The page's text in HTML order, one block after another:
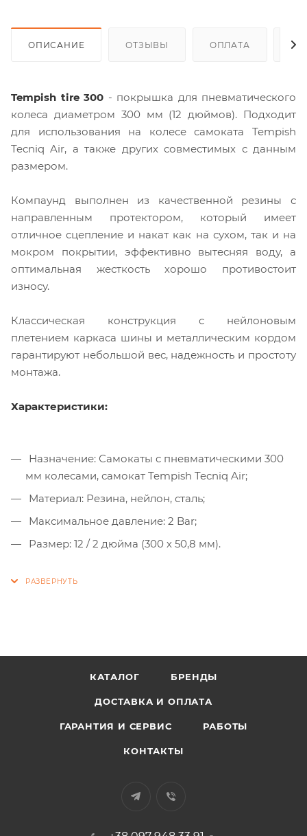
ОПИСАНИЕ ОТЗЫВЫ ОПЛАТА
Tempish tire 300 - покрышка для пневматического
колеса диаметром 300 мм (12 дюймов). Подходит
для использования на колесе самоката Tempish
Tecniq Air, а также других совместимых с данным
размером.
Компаунд выполнен из качественной резины с
направленным протектором, который имеет
отличное сцепление и накат как на сухом, так и на
мокром покрытии, эффективно вытесняя воду, а
оптимальная жесткость хорошо противостоит
износу.
Классическая конструкция с нейлоновым
плетением каркаса шины и металлическим кордом
гарантируют небольшой вес, надежность и простоту
монтажа.
Характеристики:
Назначение: Самокаты с пневматическими 300
мм колесами, самокат Tempish Tecniq Air;
Материал: Резина, нейлон, сталь;
Максимальное давление: 2 Bar;
Размер: 12 / 2 дюйма (300 х 50,8 мм).
КАТАЛОГ БРЕНДЫ
ДОСТАВКА И ОПЛАТА
ГАРАНТИЯ И СЕРВИС РАБОТЫ
КОНТАКТЫ